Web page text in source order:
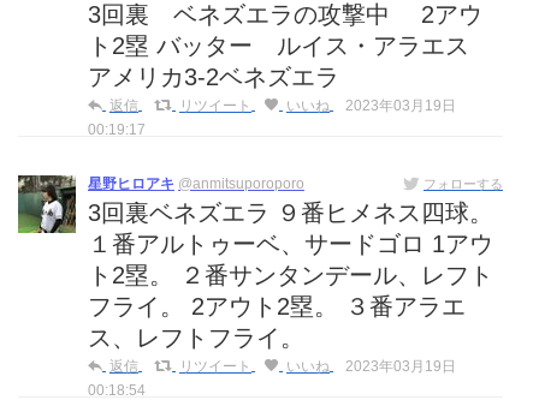
3回裏 ベネズエラの攻撃中 2アウ
ト2塁 バッター ルイス・アラエス
アメリカ3-2ベネズエラ
返信 リツイート いいね
2023年03月19日
00:19:17
星野ヒロアキ @anmitsuporoporo フォローする
3回裏ベネズエラ ９番ヒメネス四球。
１番アルトゥーベ、サードゴロ 1アウ
ト2塁。 ２番サンタンデール、レフト
フライ。 2アウト2塁。 ３番アラエ
ス、レフトフライ。
返信 リツイート いいね
2023年03月19日
00:18:54